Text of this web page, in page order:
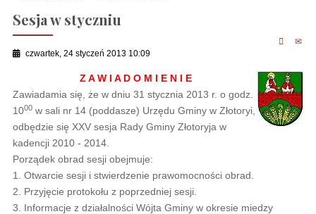
Sesja w styczniu
czwartek, 24 styczeń 2013 10:09
Z A W I A D O M I E N I E
Zawiadamia się, że w dniu 31 stycznia 2013 r. o godz.
1000w sali nr 14 (poddasze) Urzędu Gminy w Złotoryi,
odbędzie się XXV sesja Rady Gminy Złotoryja w
kadencji 2010 - 2014.
Porządek obrad sesji obejmuje:
1. Otwarcie sesji i stwierdzenie prawomocności obrad.
2. Przyjęcie protokołu z poprzedniej sesji.
3. Informacje z działalności Wójta Gminy w okresie miedzy